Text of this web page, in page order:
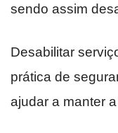
sendo assim
Desabilitar
prática de
ajudar a manter